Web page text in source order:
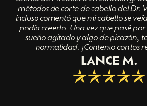
métodos de corte de cabello del Dr.
incluso comentó que mi cabello se
podía creerlo. Una vez que pasé por
sueño agitado y algo de picazón,
normalidad. ¡Contento con los
LANCE M.